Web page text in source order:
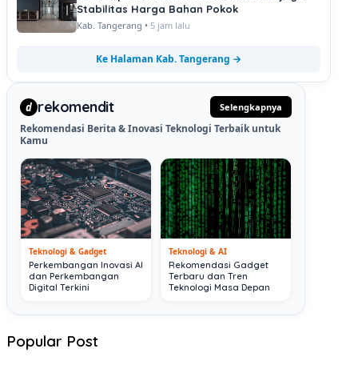
Stabilitas Harga Bahan Pokok
Kab. Tangerang • 5 jam lalu
Ke Halaman Kab. Tangerang →
d rekomendit Selengkapnya
Rekomendasi Berita & Inovasi Teknologi Terbaik untuk
Kamu
Teknologi & Gadget
Perkembangan Inovasi AI
dan Perkembangan
Digital Terkini
Teknologi & AI
Rekomendasi Gadget
Terbaru dan Tren
Teknologi Masa Depan
Popular Post